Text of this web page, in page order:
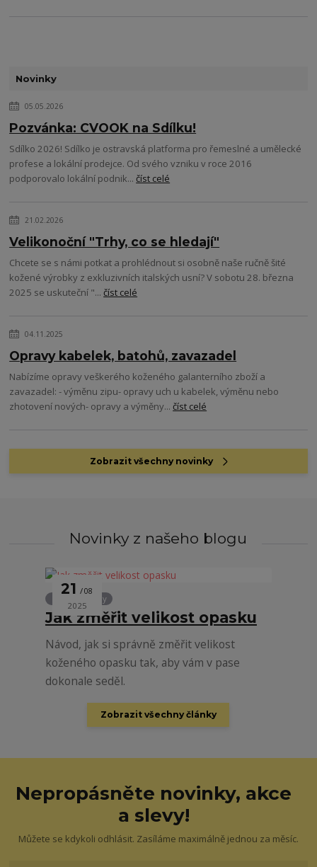
Novinky
05.05.2026
Pozvánka: CVOOK na Sdílku!
Sdílko 2026! Sdílko je ostravská platforma pro řemeslné a umělecké
profese a lokální prodejce. Od svého vzniku v roce 2016
podporovalo lokální podnik...číst celé
21.02.2026
Velikonoční "Trhy, co se hledají"
Chcete se s námi potkat a prohlédnout si osobně naše ručně šité
kožené výrobky z exkluzivních italských usní? V sobotu 28. března
2025 se uskuteční "...číst celé
04.11.2025
Opravy kabelek, batohů, zavazadel
Nabízíme opravy veškerého koženého galanterního zboží a
zavazadel: - výměnu zipu- opravy uch u kabelek, výměnu nebo
zhotovení nových- opravy a výměny...číst celé
Zobrazit všechny novinky
Novinky z našeho blogu
21 08
2025
Rady a návody
Jak změřit velikost opasku
Návod, jak si správně změřit velikost
koženého opasku tak, aby vám v pase
dokonale seděl.
Zobrazit všechny články
Nepropásněte novinky, akce
a slevy!
Můžete se kdykoli odhlásit. Zasíláme maximálně jednou za měsíc.